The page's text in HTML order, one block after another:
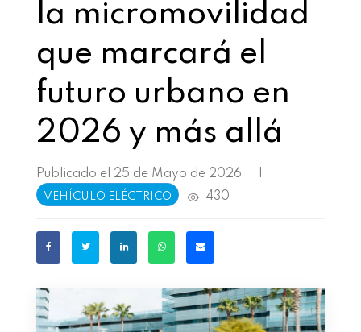
la micromovilidad
que marcará el
futuro urbano en
2026 y más allá
Publicado el 25 de Mayo de 2026 |
VEHÍCULO ELÉCTRICO 430